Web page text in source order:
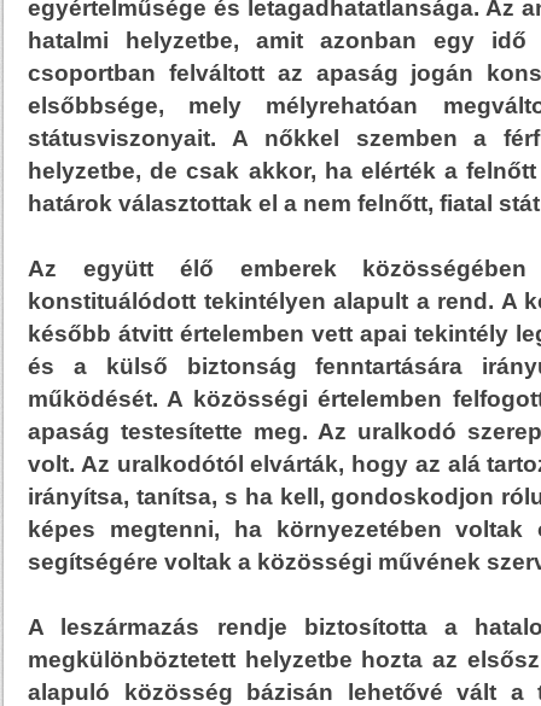
egyértelműsége és letagadhatatlansága. Az
hatalmi helyzetbe, amit azonban egy
csoportban felváltott az apaság jogán
elsőbbsége, mely mélyrehatóan
státusviszonyait. A nőkkel szemben a
helyzetbe, de csak akkor, ha elérték a
határok választottak el a nem felnőtt, fiatal
Az együtt élő emberek
konstituálódott tekintélyen alapult a rend. A
később átvitt értelemben vett apai tekintély
és a külső biztonság fenntartására
működését. A közösségi értelemben
apaság testesítette meg. Az uralkodó
volt. Az uralkodótól elvárták, hogy az alá
irányítsa, tanítsa, s ha kell, gondoskodjon
képes megtenni, ha környezetében voltak
segítségére voltak a közösségi művének
A leszármazás rendje biztosította a
megkülönböztetett helyzetbe hozta az
alapuló közösség bázisán lehetővé vált